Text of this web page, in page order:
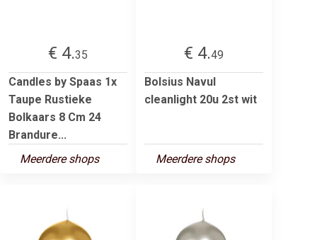
€ 4.35
Candles by Spaas 1x
Taupe Rustieke
Bolkaars 8 Cm 24
Brandure...
Meerdere shops
€ 4.49
Bolsius Navul
cleanlight 20u 2st wit
Meerdere shops